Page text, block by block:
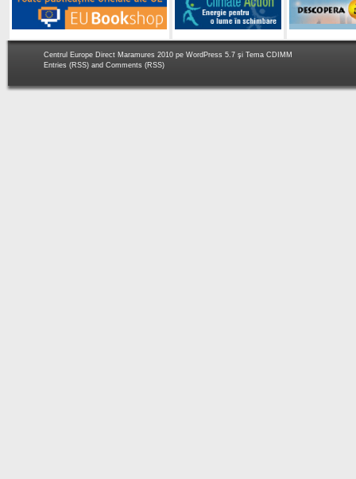
Centrul Europe Direct Maramures 2010 pe WordPress 5.7 şi Tema CDIMM
Entries (RSS) and Comments (RSS)